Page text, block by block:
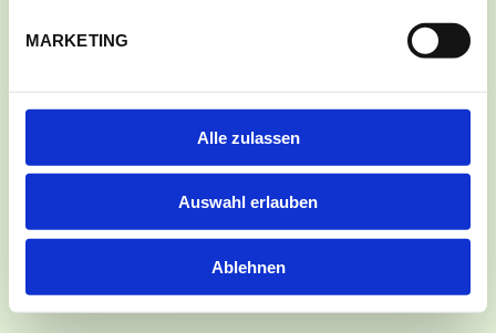
MARKETING
Alle zulassen
Auswahl erlauben
Ablehnen
Datenschutz
Downloads